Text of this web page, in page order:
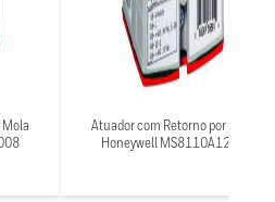
Atuador com Retorno por Mola
Honeywell MS8110A1206